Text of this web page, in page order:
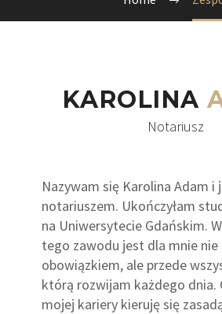
KAROLINA
Notariusz
Nazywam się Karolina Adam i
notariuszem. Ukończyłam
na Uniwersytecie Gdańskim.
tego zawodu jest dla mnie
obowiązkiem, ale przede
którą rozwijam każdego dnia.
mojej kariery kieruję się